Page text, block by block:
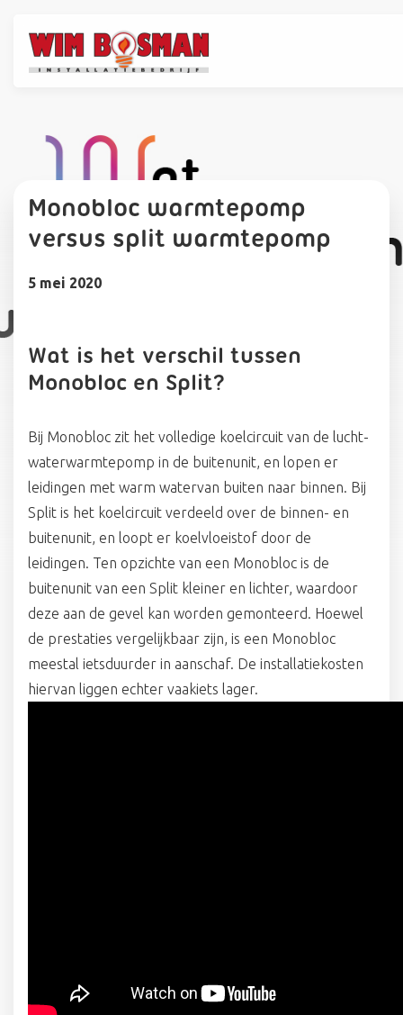
Monobloc warmtepomp
versus split warmtepomp
5 mei 2020
Wat is het verschil tussen
Monobloc en Split?
Bij Monobloc zit het volledige koelcircuit van de lucht-
waterwarmtepomp in de buitenunit, en lopen er
leidingen met warm watervan buiten naar binnen. Bij
Split is het koelcircuit verdeeld over de binnen- en
buitenunit, en loopt er koelvloeistof door de
leidingen. Ten opzichte van een Monobloc is de
buitenunit van een Split kleiner en lichter, waardoor
deze aan de gevel kan worden gemonteerd. Hoewel
de prestaties vergelijkbaar zijn, is een Monobloc
meestal ietsduurder in aanschaf. De installatiekosten
hiervan liggen echter vaakiets lager.